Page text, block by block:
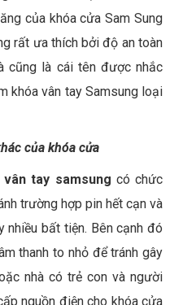
của khóa cửa Sam Sung
rất ưa thích bởi độ an toàn
cũng là cái tên được nhắc
khóa vân tay Samsung loại
của khóa cửa
vân tay samsung có chức
trường hợp pin hết cạn và
bất tiện. Bên cạnh đó
thanh to nhỏ để tránh gây
nhà có trẻ con và người
nguồn điện cho khóa cửa